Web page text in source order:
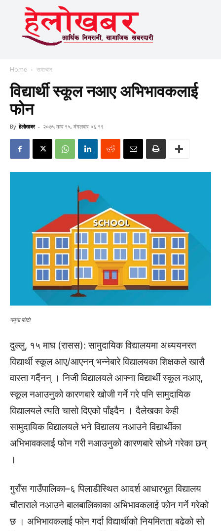
Home समाचार
विद्यार्थी स्कूल नआए अभिभावकलाई
फोन
By हेलाेखबर - २०७५ माघ १५, मंगलवार ०६:१९
नमुना फाेटाे
दुल्लु, १५ माघ (रासस): सामुदायिक विद्यालयमा अध्ययनरत
विद्यार्थी स्कूल आए/आएनन् भन्नेबारे विद्यालयका शिक्षकले खासै
वास्ता गर्दैनन् । निजी विद्यालयले आफ्ना विद्यार्थी स्कूल नआए,
स्कूल नआउनुको कारणबारे खोजी गर्ने गरे पनि सामुदायिक
विद्यालयले त्यति चासो दिएको पाँइदैन । दैलेखका केही
सामुदायिक विद्यालयले भने विद्यालय नआउने विद्यार्थीका
अभिभावकलाई फोन गरी नआउनुको कारणबारे सोध्ने गरेका छन्
।
गुराँस गाउँपालिका–६ पिलाडीस्थित आदर्श आधारभूत विद्यालय
चौताराले नआउने बालबालिकाका अभिभावकलाई फोन गर्ने गरेको
छ । अभिभावकलाई फोन गर्दा विद्यार्थीको नियमितता बढेको सो